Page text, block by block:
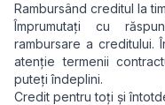
Rambursând creditul la
Împrumutați cu
rambursare a creditului.
atenție termenii
puteți îndeplini.
Credit pentru toți și